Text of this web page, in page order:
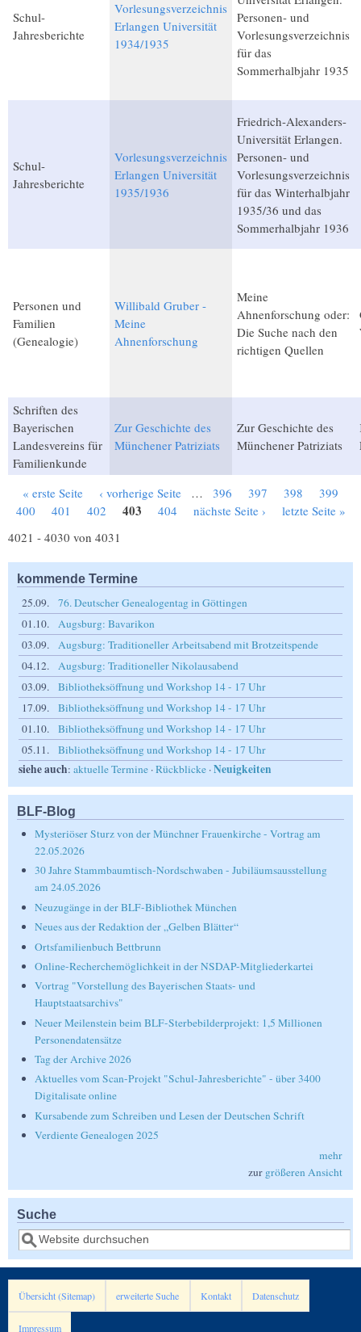
Schul-
Jahresberichte
Vorlesungsverzeichnis
Erlangen Universität
1934/1935
Personen- und
Vorlesungsverzeichnis
für das
Sommerhalbjahr 1935
Schul-
Jahresberichte
Vorlesungsverzeichnis
Erlangen Universität
1935/1936
Friedrich-Alexanders-
Universität Erlangen.
Personen- und
Vorlesungsverzeichnis
für das Winterhalbjahr
1935/36 und das
Sommerhalbjahr 1936
Personen und
Familien
(Genealogie)
Willibald Gruber -
Meine
Ahnenforschung
Meine
Ahnenforschung oder:
Die Suche nach den
richtigen Quellen
Schriften des
Bayerischen
Landesvereins für
Familienkunde
Zur Geschichte des
Münchener Patriziats
Zur Geschichte des
Münchener Patriziats
Seiten
« erste Seite ‹ vorherige Seite … 396 397 398
399
400
401 402 403 404 nächste Seite ›
letzte Seite »
4021 - 4030 von 4031
kommende Termine
25.09.
76. Deutscher Genealogentag in Göttingen
01.10.
Augsburg: Bavarikon
03.09.
Augsburg: Traditioneller Arbeitsabend mit Brotzeitspende
04.12.
Augsburg: Traditioneller Nikolausabend
03.09.
Bibliotheksöffnung und Workshop 14 - 17 Uhr
17.09.
Bibliotheksöffnung und Workshop 14 - 17 Uhr
01.10.
Bibliotheksöffnung und Workshop 14 - 17 Uhr
05.11.
Bibliotheksöffnung und Workshop 14 - 17 Uhr
siehe auch: aktuelle Termine ·Rückblicke ·Neuigkeiten
BLF-Blog
Mysteriöser Sturz von der Münchner Frauenkirche - Vortrag am
22.05.2026
30 Jahre Stammbaumtisch-Nordschwaben - Jubiläumsausstellung
am 24.05.2026
Neuzugänge in der BLF-Bibliothek München
Neues aus der Redaktion der „Gelben Blätter“
Ortsfamilienbuch Bettbrunn
Online-Recherchemöglichkeit in der NSDAP-Mitgliederkartei
Vortrag "Vorstellung des Bayerischen Staats- und
Hauptstaatsarchivs"
Neuer Meilenstein beim BLF-Sterbebilderprojekt: 1,5 Millionen
Personendatensätze
Tag der Archive 2026
Aktuelles vom Scan-Projekt "Schul-Jahresberichte" - über 3400
Digitalisate online
Kursabende zum Schreiben und Lesen der Deutschen Schrift
Verdiente Genealogen 2025
mehr
zur größeren Ansicht
Suche
Suche
Übersicht (Sitemap) erweiterte Suche Kontakt Datenschutz
Impressum